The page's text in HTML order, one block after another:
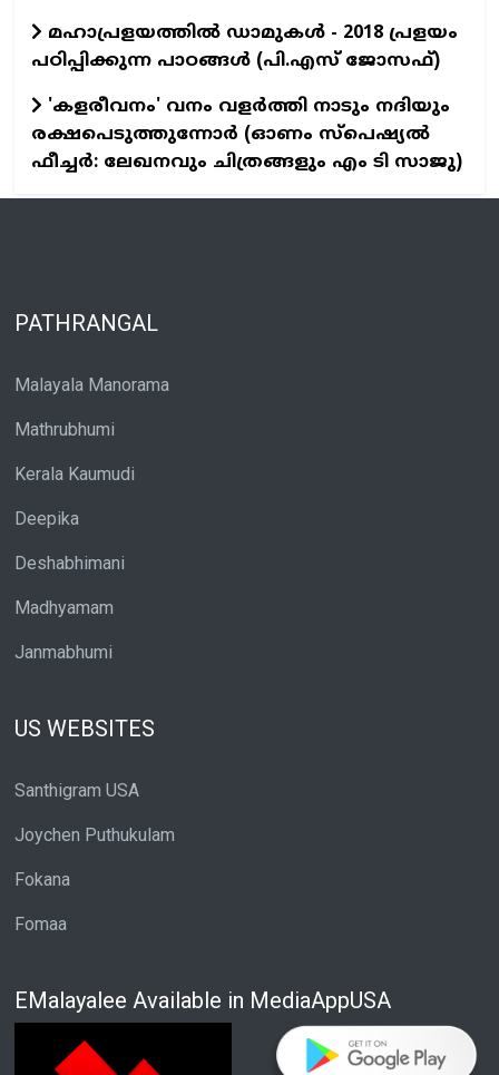
മഹാപ്രളയത്തില്‍ ഡാമുകള്‍ - 2018 പ്രളയം
പഠിപ്പിക്കുന്ന പാഠങ്ങള്‍ (പി.എസ് ജോസഫ്‌)
'കളരീവനം' വനം വളര്‍ത്തി നാടും നദിയും
രക്ഷപെടുത്തുന്നോര്‍ (ഓണം സ്പെഷ്യല്‍
ഫീച്ചര്‍: ലേഖനവും ചിത്രങ്ങളും എം ടി സാജു)
PATHRANGAL
Malayala Manorama
Mathrubhumi
Kerala Kaumudi
Deepika
Deshabhimani
Madhyamam
Janmabhumi
US WEBSITES
Santhigram USA
Joychen Puthukulam
Fokana
Fomaa
EMalayalee Available in MediaAppUSA